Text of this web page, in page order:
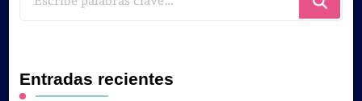
Entradas recientes